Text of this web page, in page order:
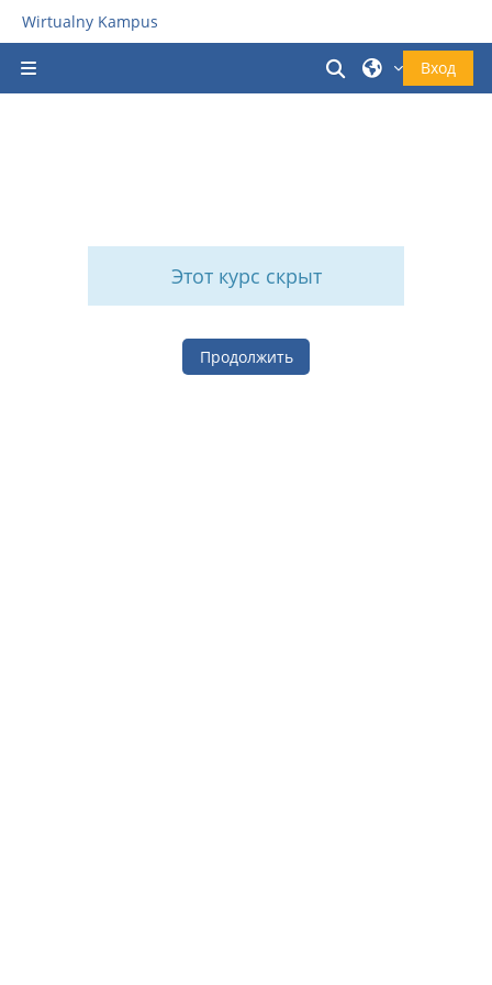
Перейти к основному содержанию
Wirtualny Kampus
Изменить
Вход
Этот курс скрыт
Продолжить